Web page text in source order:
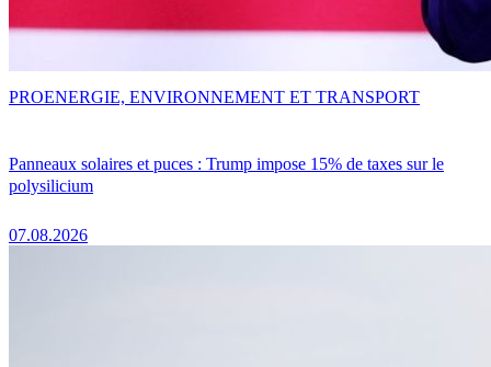
Panneaux solaires et puces : Trump impose 15% de taxes sur le
polysilicium
07.08.2026
PROENERGIE, ENVIRONNEMENT ET TRANSPORT